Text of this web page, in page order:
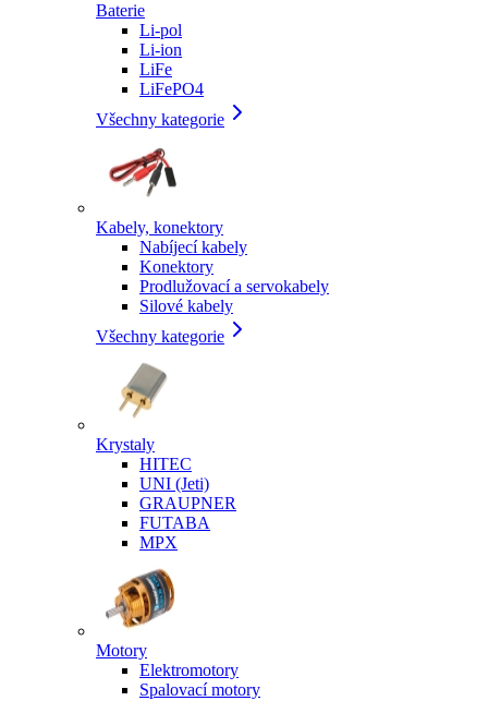
Baterie
Li-pol
Li-ion
LiFe
LiFePO4
Všechny kategorie
Kabely, konektory
Nabíjecí kabely
Konektory
Prodlužovací a servokabely
Silové kabely
Všechny kategorie
Krystaly
HITEC
UNI (Jeti)
GRAUPNER
FUTABA
MPX
Motory
Elektromotory
Spalovací motory